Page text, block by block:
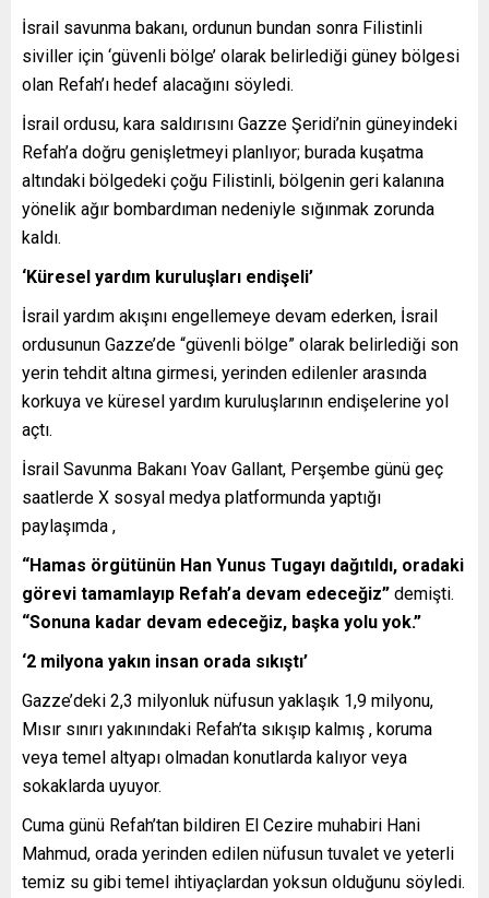
İsrail savunma bakanı, ordunun bundan sonra Filistinli
siviller için ‘güvenli bölge’ olarak belirlediği güney bölgesi
olan Refah’ı hedef alacağını söyledi.
İsrail ordusu, kara saldırısını Gazze Şeridi’nin güneyindeki
Refah’a doğru genişletmeyi planlıyor; burada kuşatma
altındaki bölgedeki çoğu Filistinli, bölgenin geri kalanına
yönelik ağır bombardıman nedeniyle sığınmak zorunda
kaldı.
‘Küresel yardım kuruluşları endişeli’
İsrail yardım akışını engellemeye devam ederken, İsrail
ordusunun Gazze’de “güvenli bölge” olarak belirlediği son
yerin tehdit altına girmesi, yerinden edilenler arasında
korkuya ve küresel yardım kuruluşlarının endişelerine yol
açtı.
İsrail Savunma Bakanı Yoav Gallant, Perşembe günü geç
saatlerde X sosyal medya platformunda yaptığı
paylaşımda ,
“Hamas örgütünün Han Yunus Tugayı dağıtıldı, oradaki
görevi tamamlayıp Refah’a devam edeceğiz” demişti.
“Sonuna kadar devam edeceğiz, başka yolu yok.”
‘2 milyona yakın insan orada sıkıştı’
Gazze’deki 2,3 milyonluk nüfusun yaklaşık 1,9 milyonu,
Mısır sınırı yakınındaki Refah’ta sıkışıp kalmış , koruma
veya temel altyapı olmadan konutlarda kalıyor veya
sokaklarda uyuyor.
Cuma günü Refah’tan bildiren El Cezire muhabiri Hani
Mahmud, orada yerinden edilen nüfusun tuvalet ve yeterli
temiz su gibi temel ihtiyaçlardan yoksun olduğunu söyledi.